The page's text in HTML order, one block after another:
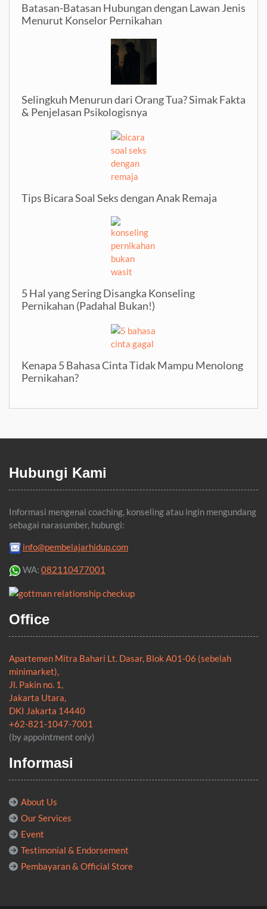
Batasan-Batasan Hubungan dengan Lawan Jenis
Menurut Konselor Pernikahan
Selingkuh Menurun dari Orang Tua? Simak Fakta
& Penjelasan Psikologisnya
Tips Bicara Soal Seks dengan Anak Remaja
5 Hal yang Sering Disangka Konseling
Pernikahan (Padahal Bukan!)
Kenapa 5 Bahasa Cinta Tidak Mampu Menolong
Pernikahan?
Hubungi Kami
Informasi mengenai coaching, konseling atau ingin mengundang
sebagai narasumber, hubungi:
info@pembelajarhidup.com
WA: 082110477001
Office
Apartemen Mitra Bahari Lt. Dasar, Blok A01-06 (sebelah
minimarket),
Jl. Pakin no. 1,
Jakarta Utara,
DKI Jakarta 14440
+62-821-1047-7001
(by appointment only)
Informasi
About Us
Our Services
Event
Testimonial & Endorsement
Pembayaran & Official Store